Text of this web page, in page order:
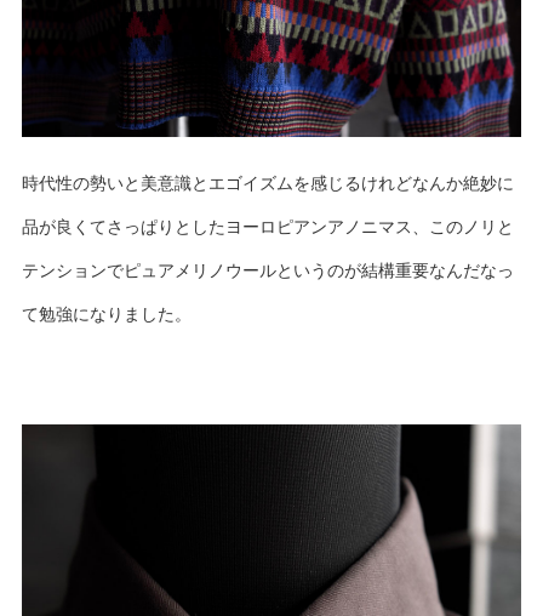
時代性の勢いと美意識とエゴイズムを感じるけれどなんか絶妙に
品が良くてさっぱりとしたヨーロピアンアノニマス、このノリと
テンションでピュアメリノウールというのが結構重要なんだなっ
て勉強になりました。